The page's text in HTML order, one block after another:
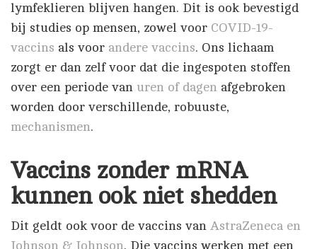
lymfeklieren blijven hangen. Dit is ook bevestigd
bij studies op mensen, zowel voor COVID-19-
vaccins als voor andere vaccins. Ons lichaam
zorgt er dan zelf voor dat die ingespoten stoffen
over een periode van uren of dagen afgebroken
worden door verschillende, robuuste,
mechanismen.
Vaccins zonder mRNA
kunnen ook niet shedden
Dit geldt ook voor de vaccins van AstraZeneca en
Johnson & Johnson. Die vaccins werken met een